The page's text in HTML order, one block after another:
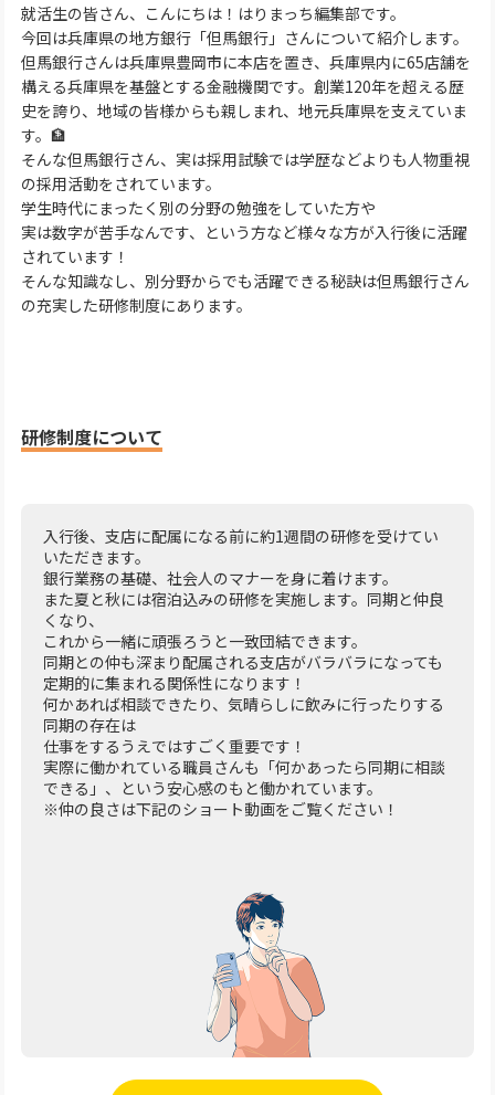
就活生の皆さん、こんにちは！はりまっち編集部です。
今回は兵庫県の地方銀行「但馬銀行」さんについて紹介します。
但馬銀行さんは兵庫県豊岡市に本店を置き、兵庫県内に65店舗を
構える兵庫県を基盤とする金融機関です。創業120年を超える歴
史を誇り、地域の皆様からも親しまれ、地元兵庫県を支えていま
す。🏦
そんな但馬銀行さん、実は採用試験では学歴などよりも人物重視
の採用活動をされています。
学生時代にまったく別の分野の勉強をしていた方や
実は数字が苦手なんです、という方など様々な方が入行後に活躍
されています！
そんな知識なし、別分野からでも活躍できる秘訣は但馬銀行さん
の充実した研修制度にあります。
研修制度について
入行後、支店に配属になる前に約1週間の研修を受けてい
いただきます。
銀行業務の基礎、社会人のマナーを身に着けます。
また夏と秋には宿泊込みの研修を実施します。同期と仲良
くなり、
これから一緒に頑張ろうと一致団結できます。
同期との仲も深まり配属される支店がバラバラになっても
定期的に集まれる関係性になります！
何かあれば相談できたり、気晴らしに飲みに行ったりする
同期の存在は
仕事をするうえではすごく重要です！
実際に働かれている職員さんも「何かあったら同期に相談
できる」、という安心感のもと働かれています。
※仲の良さは下記のショート動画をご覧ください！